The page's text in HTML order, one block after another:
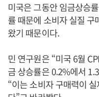
미국은 그동안 임금상승
률 때문에 소비자 실질
왔기 때문이다.
민 연구원은 “미국 6월
금 상승률은 0.2%에서
“이는 소비자 구매력이